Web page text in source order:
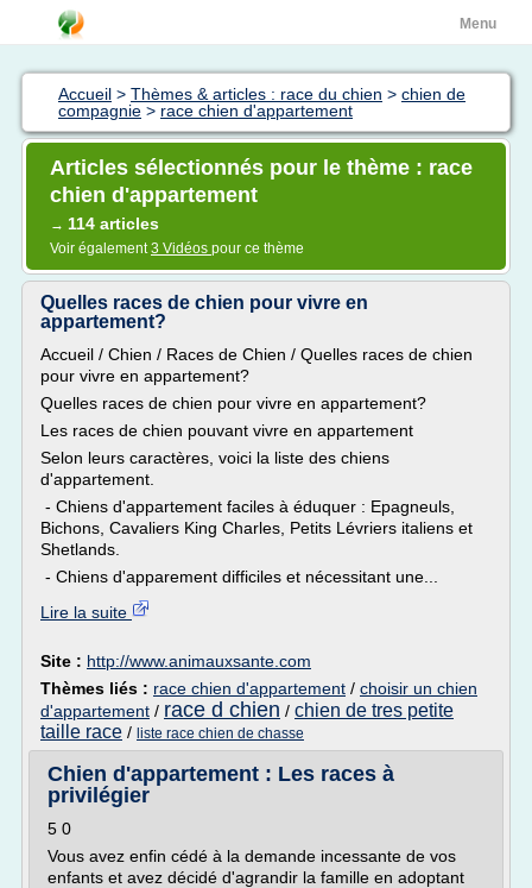
Menu
Accueil > Thèmes & articles : race du chien > chien de
compagnie > race chien d'appartement
Articles sélectionnés pour le thème : race
chien d'appartement
→ 114 articles
Voir également3 Vidéos pour ce thème
Quelles races de chien pour vivre en
appartement?
Accueil / Chien / Races de Chien / Quelles races de chien
pour vivre en appartement?
Quelles races de chien pour vivre en appartement?
Les races de chien pouvant vivre en appartement
Selon leurs caractères, voici la liste des chiens
d'appartement.
- Chiens d'appartement faciles à éduquer : Epagneuls,
Bichons, Cavaliers King Charles, Petits Lévriers italiens et
Shetlands.
- Chiens d'apparement difficiles et nécessitant une...
Lire la suite
Site : http://www.animauxsante.com
Thèmes liés : race chien d'appartement / choisir un chien
d'appartement / race d chien / chien de tres petite
taille race / liste race chien de chasse
Chien d'appartement : Les races à
privilégier
5 0
Vous avez enfin cédé à la demande incessante de vos
enfants et avez décidé d'agrandir la famille en adoptant